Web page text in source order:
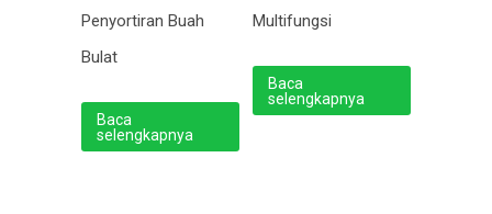
Penyortiran Buah
Bulat
Baca
selengkapnya
Multifungsi
Baca
selengkapnya